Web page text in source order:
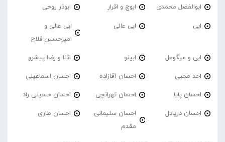
ابوالفضل محمدی ابوچ و اقرار ابوذر روحی
ابی ابی عالی
ابی عالی و
امیرحسین فلاح
ابی و میگوعل ابینو اثنا و رضا پیشرو
احد محبی احسان آقازاده احسان اسماعیلی
احسان پایا احسان تهرانچی احسان حسینی راد
احسان دریادل
احسان سلیمانی
مقدم
احسان طاری